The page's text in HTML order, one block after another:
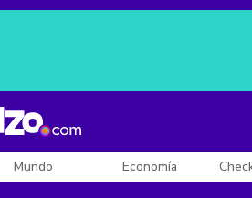
Mundo Economía